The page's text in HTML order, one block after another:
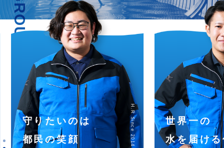
守りたいのは
都民の笑顔
H.R Since 2014
世界一の
水を届け